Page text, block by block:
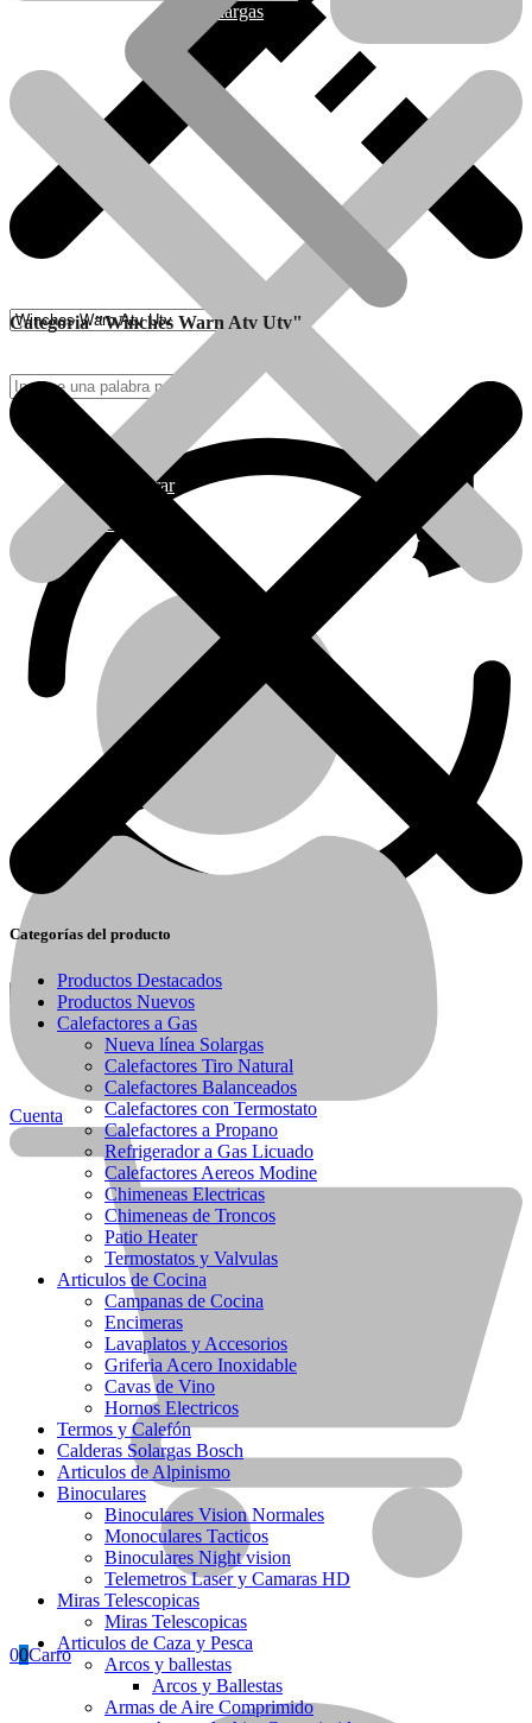
Como Comprar
Garantía
Somos
Nueva línea Solargas
Calefactores Tiro Natural
Calefactores Balanceados
Calefactores con Termostato
Cuenta
00Carro
Categoria "Winches Warn Atv Utv"
Categorías del producto
Productos Destacados
Productos Nuevos
Calefactores a Gas
Nueva línea Solargas
Calefactores Tiro Natural
Calefactores Balanceados
Calefactores con Termostato
Calefactores a Propano
Refrigerador a Gas Licuado
Calefactores Aereos Modine
Chimeneas Electricas
Chimeneas de Troncos
Patio Heater
Termostatos y Valvulas
Articulos de Cocina
Campanas de Cocina
Encimeras
Lavaplatos y Accesorios
Griferia Acero Inoxidable
Cavas de Vino
Hornos Electricos
Termos y Calefón
Calderas Solargas Bosch
Articulos de Alpinismo
Binoculares
Binoculares Vision Normales
Monoculares Tacticos
Binoculares Night vision
Telemetros Laser y Camaras HD
Miras Telescopicas
Miras Telescopicas
Articulos de Caza y Pesca
Arcos y ballestas
Arcos y Ballestas
Armas de Aire Comprimido